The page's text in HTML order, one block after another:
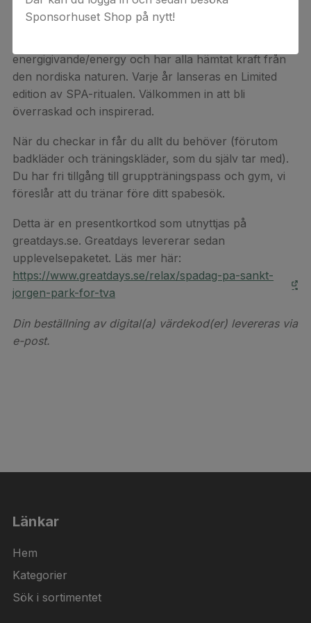
Du väljer på plats vilken av de fyra sparitualerna du
vill göra vid ditt besök. Sparitualen finns i tre
energigivande/energy och har alla hämtat kraft från
den nordiska naturen. Varje år lanseras en Limited
edition av SPA-ritualen. Välkommen in att bli
överraskad och inspirerad.
När du checkar in får du allt du behöver (förutom
badkläder och träningskläder, som du själv tar med).
Du har fri tillgång till gruppträningspass och gym, vi
föreslår att du tränar före ditt spabesök.
Detta är en presentkortkod som utnyttjas på
greatdays.se. Greatdays levererar sedan
upplevelsepaketet. Läs mer här:
https://www.greatdays.se/relax/spadag-pa-sankt-
jorgen-park-for-tva
Din beställning av digital(a) värdekod(er) levereras via
e-post.
Länkar
Hem
Kategorier
Sök i sortimentet
Sponsorhuset Shop på nytt!